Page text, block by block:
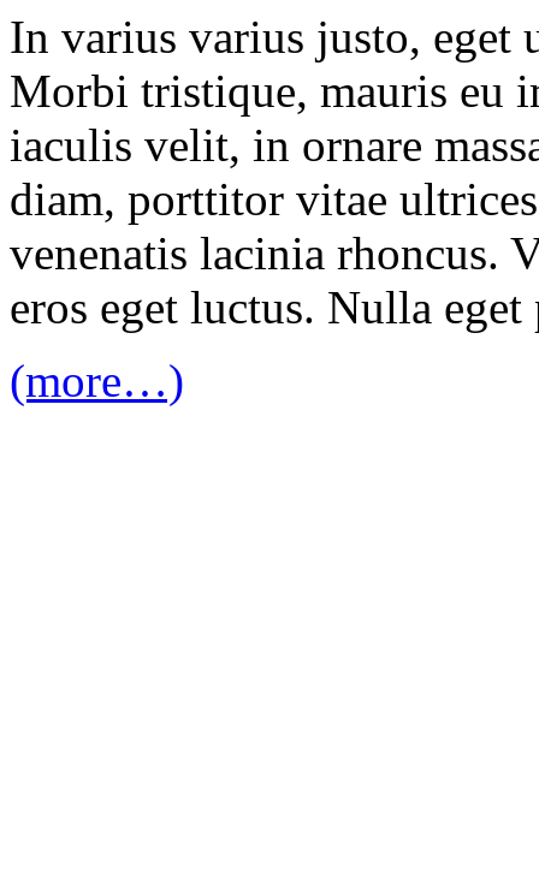
In varius varius justo, eget
Morbi tristique, mauris eu
iaculis velit, in ornare
diam, porttitor vitae
venenatis lacinia rhoncus.
eros eget luctus. Nulla
(more…)